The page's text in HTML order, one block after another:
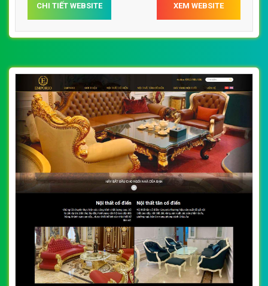
dogogiatuancom
CHI TIẾT WEBSITE XEM WEBSITE